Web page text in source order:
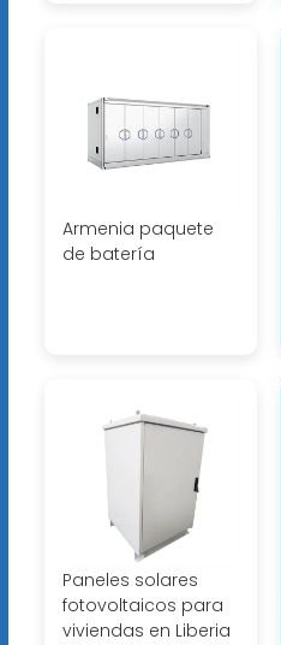
Armenia paquete
de batería
Paneles solares
fotovoltaicos para
viviendas en Liberia